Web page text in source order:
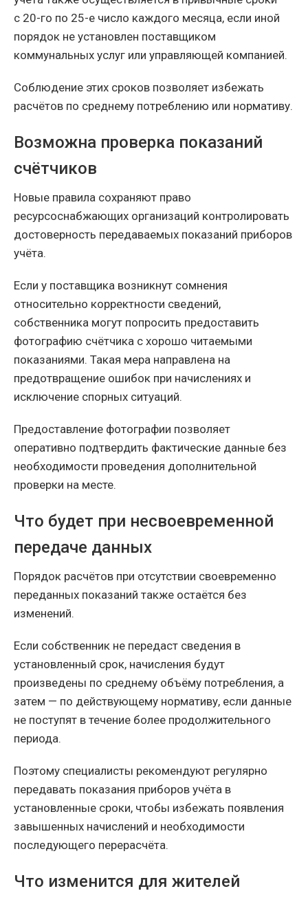
с 20-го по 25-е число каждого месяца, если иной
порядок не установлен поставщиком
коммунальных услуг или управляющей компанией.
Соблюдение этих сроков позволяет избежать
расчётов по среднему потреблению или нормативу.
Возможна проверка показаний
счётчиков
Новые правила сохраняют право
ресурсоснабжающих организаций контролировать
достоверность передаваемых показаний приборов
учёта.
Если у поставщика возникнут сомнения
относительно корректности сведений,
собственника могут попросить предоставить
фотографию счётчика с хорошо читаемыми
показаниями. Такая мера направлена на
предотвращение ошибок при начислениях и
исключение спорных ситуаций.
Предоставление фотографии позволяет
оперативно подтвердить фактические данные без
необходимости проведения дополнительной
проверки на месте.
Что будет при несвоевременной
передаче данных
Порядок расчётов при отсутствии своевременно
переданных показаний также остаётся без
изменений.
Если собственник не передаст сведения в
установленный срок, начисления будут
произведены по среднему объёму потребления, а
затем — по действующему нормативу, если данные
не поступят в течение более продолжительного
периода.
Поэтому специалисты рекомендуют регулярно
передавать показания приборов учёта в
установленные сроки, чтобы избежать появления
завышенных начислений и необходимости
последующего перерасчёта.
Что изменится для жителей